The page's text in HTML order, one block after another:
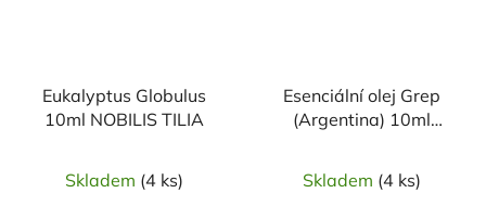
Eukalyptus Globulus
10ml NOBILIS TILIA
Skladem (4 ks)
Esenciální olej Grep
(Argentina) 10ml
Skladem (4 ks)